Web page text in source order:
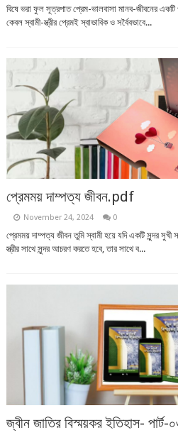
বিষে ভরা ফুল সূত্রপাত প্রেম-ভালবাসা মানব-জীবনের
কেবল স্বামী-স্ত্রীর প্রেমই স্বাভাবিক ও সর্বৈবভাবে...
প্রেমময় দাম্পত্য জীবন.pdf
November 24, 2024 0
প্রেমময় দাম্পত্য জীবন তুমি স্বামী হয়ে যদি একটি সুন্দর
স্ত্রীর সাথে সুন্দর আচরণ করতে হবে, তার সাথে ব...
জ্বীন জাতির বিস্ময়কর ইতিহাস- পার্ট-